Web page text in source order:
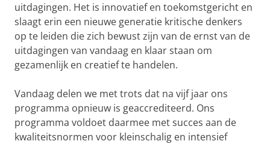
uitdagingen. Het is innovatief en toekomstgericht en
slaagt erin een nieuwe generatie kritische denkers
op te leiden die zich bewust zijn van de ernst van de
uitdagingen van vandaag en klaar staan om
gezamenlijk en creatief te handelen.
Vandaag delen we met trots dat na vijf jaar ons
programma opnieuw is geaccrediteerd. Ons
programma voldoet daarmee met succes aan de
kwaliteitsnormen voor kleinschalig en intensief